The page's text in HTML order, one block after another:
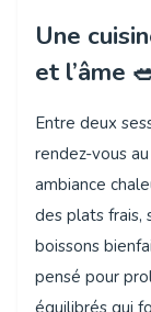
Une
et l’âme
Entre deux
rendez-vous
ambiance
des plats frais,
boissons
pensé pour
équilibrés qui